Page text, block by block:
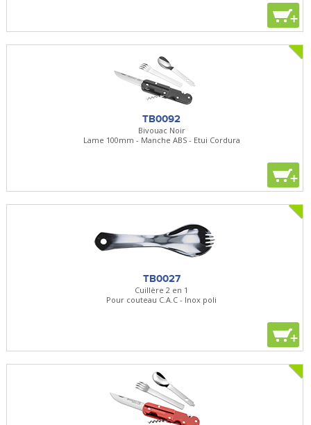
+
TB0092
Bivouac Noir
Lame 100mm - Manche ABS - Etui Cordura
+
TB0027
Cuillère 2 en 1
Pour couteau C.A.C - Inox poli
+